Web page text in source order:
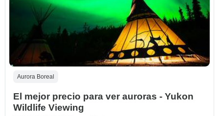
Aurora Boreal
El mejor precio para ver auroras - Yukon
Wildlife Viewing